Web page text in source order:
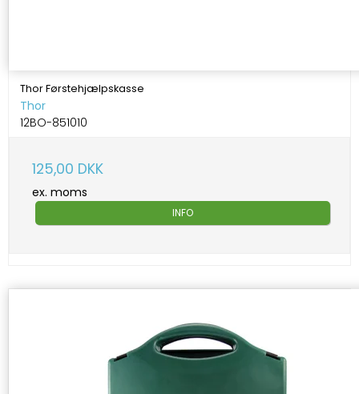
Thor Førstehjælpskasse
Thor
12BO-851010
125,00 DKK
ex. moms
INFO